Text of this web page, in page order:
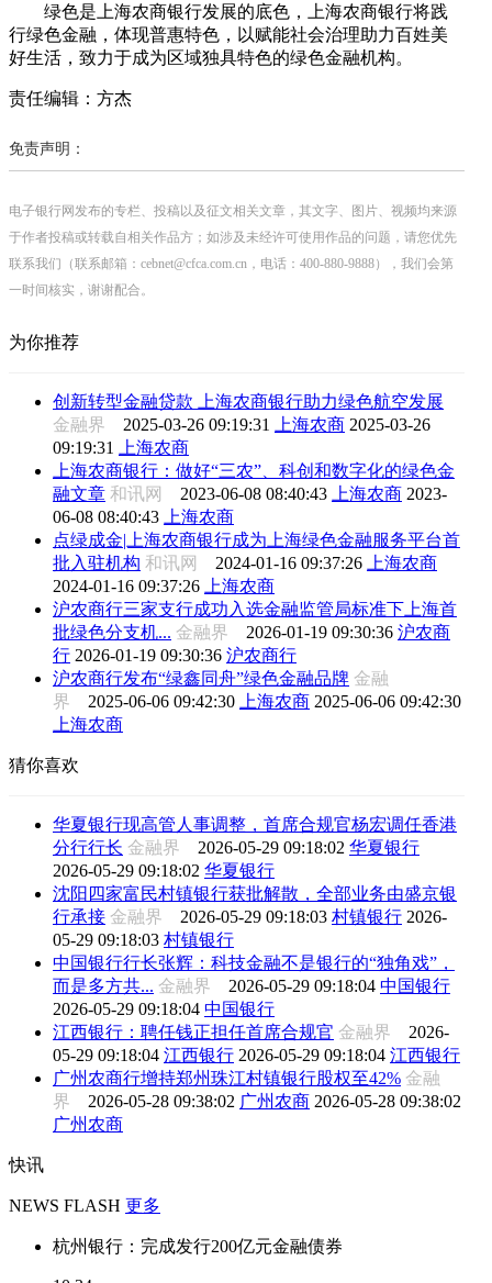
绿色是上海农商银行发展的底色，上海农商银行将践
行绿色金融，体现普惠特色，以赋能社会治理助力百姓美
好生活，致力于成为区域独具特色的绿色金融机构。
责任编辑：方杰
免责声明：
电子银行网发布的专栏、投稿以及征文相关文章，其文字、图片、视频均来源
于作者投稿或转载自相关作品方；如涉及未经许可使用作品的问题，请您优先
联系我们（联系邮箱：cebnet@cfca.com.cn，电话：400-880-9888），我们会第
一时间核实，谢谢配合。
为你推荐
创新转型金融贷款 上海农商银行助力绿色航空发展
金融界 2025-03-26 09:19:31 上海农商 2025-03-26
09:19:31
上海农商
上海农商银行：做好“三农”、科创和数字化的绿色金
融文章 和讯网 2023-06-08 08:40:43 上海农商 2023-
06-08 08:40:43
上海农商
点绿成金|上海农商银行成为上海绿色金融服务平台首
批入驻机构 和讯网 2024-01-16 09:37:26
上海农商
2024-01-16 09:37:26
上海农商
沪农商行三家支行成功入选金融监管局标准下上海首
批绿色分支机... 金融界 2026-01-19 09:30:36 沪农商
行 2026-01-19 09:30:36 沪农商行
沪农商行发布“绿鑫同舟”绿色金融品牌 金融
界 2025-06-06 09:42:30 上海农商 2025-06-06 09:42:30
上海农商
猜你喜欢
华夏银行现高管人事调整，首席合规官杨宏调任香港
分行行长 金融界 2026-05-29 09:18:02 华夏银行
2026-05-29 09:18:02 华夏银行
沈阳四家富民村镇银行获批解散，全部业务由盛京银
行承接 金融界 2026-05-29 09:18:03 村镇银行 2026-
05-29 09:18:03 村镇银行
中国银行行长张辉：科技金融不是银行的“独角戏”，
而是多方共... 金融界 2026-05-29 09:18:04 中国银行
2026-05-29 09:18:04 中国银行
江西银行：聘任钱正担任首席合规官 金融界 2026-
05-29 09:18:04 江西银行 2026-05-29 09:18:04 江西银行
广州农商行增持郑州珠江村镇银行股权至42% 金融
界 2026-05-28 09:38:02 广州农商 2026-05-28 09:38:02
广州农商
快讯
NEWS FLASH 更多
杭州银行：完成发行200亿元金融债券